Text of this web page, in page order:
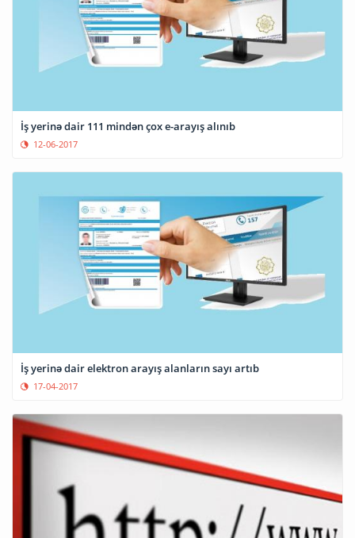
İş yerinə dair 111 mindən çox e-arayış alınıb
12-06-2017
İş yerinə dair elektron arayış alanların sayı artıb
17-04-2017